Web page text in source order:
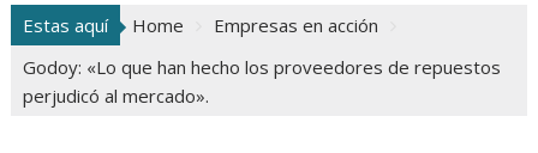
Estas aquí Home
Empresas en acción
Godoy: «Lo que han hecho los proveedores de repuestos
perjudicó al mercado».